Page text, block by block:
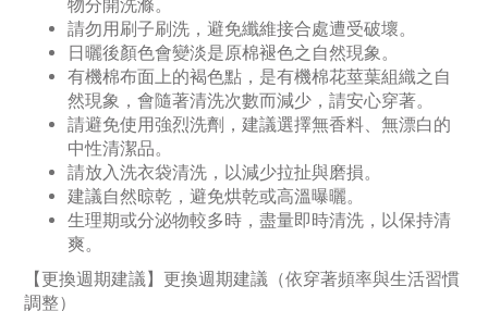
物分開洗滌。
請勿用刷子刷洗，避免纖維接合處遭受破壞。
日曬後顏色會變淡是原棉褪色之自然現象。
有機棉布面上的褐色點，是有機棉花莖葉組織之自
然現象，會隨著清洗次數而減少，請安心穿著。
請避免使用強烈洗劑，建議選擇無香料、無漂白的
中性清潔品。
請放入洗衣袋清洗，以減少拉扯與磨損。
建議自然晾乾，避免烘乾或高溫曝曬。
生理期或分泌物較多時，盡量即時清洗，以保持清
爽。
【更換週期建議】更換週期建議（依穿著頻率與生活習慣
調整）